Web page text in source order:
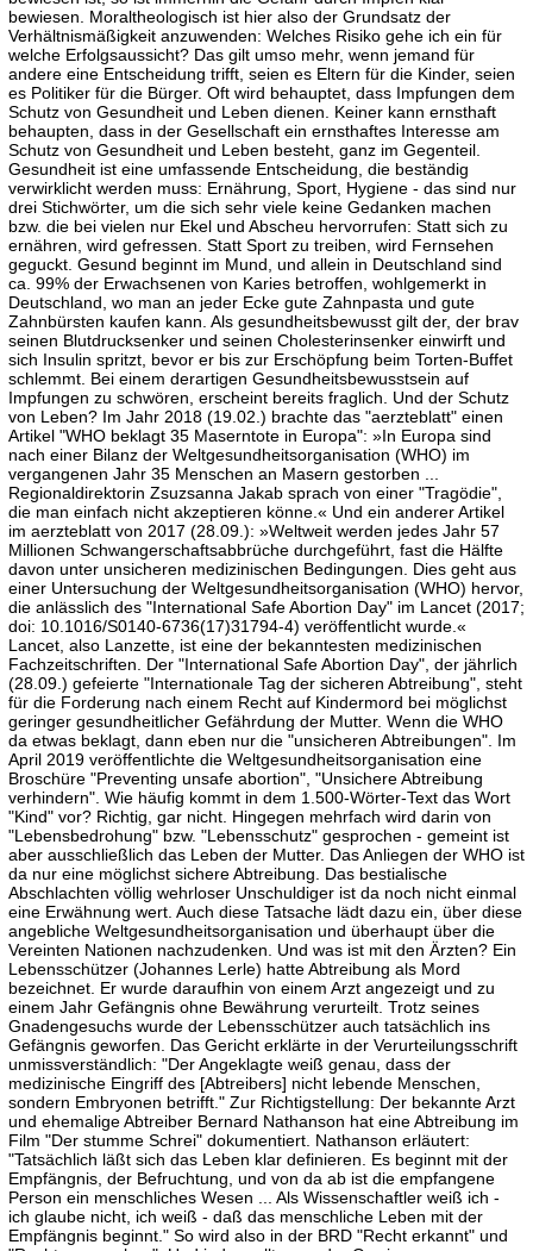
bewiesen. Moraltheologisch ist hier also der Grundsatz der
Verhältnismäßigkeit anzuwenden: Welches Risiko gehe ich ein für
welche Erfolgsaussicht? Das gilt umso mehr, wenn jemand für
andere eine Entscheidung trifft, seien es Eltern für die Kinder, seien
es Politiker für die Bürger. Oft wird behauptet, dass Impfungen dem
Schutz von Gesundheit und Leben dienen. Keiner kann ernsthaft
behaupten, dass in der Gesellschaft ein ernsthaftes Interesse am
Schutz von Gesundheit und Leben besteht, ganz im Gegenteil.
Gesundheit ist eine umfassende Entscheidung, die beständig
verwirklicht werden muss: Ernährung, Sport, Hygiene - das sind nur
drei Stichwörter, um die sich sehr viele keine Gedanken machen
bzw. die bei vielen nur Ekel und Abscheu hervorrufen: Statt sich zu
ernähren, wird gefressen. Statt Sport zu treiben, wird Fernsehen
geguckt. Gesund beginnt im Mund, und allein in Deutschland sind
ca. 99% der Erwachsenen von Karies betroffen, wohlgemerkt in
Deutschland, wo man an jeder Ecke gute Zahnpasta und gute
Zahnbürsten kaufen kann. Als gesundheitsbewusst gilt der, der brav
seinen Blutdrucksenker und seinen Cholesterinsenker einwirft und
sich Insulin spritzt, bevor er bis zur Erschöpfung beim Torten-Buffet
schlemmt. Bei einem derartigen Gesundheitsbewusstsein auf
Impfungen zu schwören, erscheint bereits fraglich. Und der Schutz
von Leben? Im Jahr 2018 (19.02.) brachte das "aerzteblatt" einen
Artikel "WHO beklagt 35 Maserntote in Europa": »In Europa sind
nach einer Bilanz der Weltgesundheitsorganisation (WHO) im
vergangenen Jahr 35 Menschen an Masern gestorben ...
Regionaldirektorin Zsuzsanna Jakab sprach von einer "Tragödie",
die man einfach nicht akzeptieren könne.« Und ein anderer Artikel
im aerzteblatt von 2017 (28.09.): »Weltweit werden jedes Jahr 57
Millionen Schwangerschaftsabbrüche durchgeführt, fast die Hälfte
davon unter unsicheren medizinischen Bedingungen. Dies geht aus
einer Untersuchung der Weltgesundheitsorganisation (WHO) hervor,
die anlässlich des "International Safe Abortion Day" im Lancet (2017;
doi: 10.1016/S0140-6736(17)31794-4) veröffentlicht wurde.«
Lancet, also Lanzette, ist eine der bekanntesten medizinischen
Fachzeitschriften. Der "International Safe Abortion Day", der jährlich
(28.09.) gefeierte "Internationale Tag der sicheren Abtreibung", steht
für die Forderung nach einem Recht auf Kindermord bei möglichst
geringer gesundheitlicher Gefährdung der Mutter. Wenn die WHO
da etwas beklagt, dann eben nur die "unsicheren Abtreibungen". Im
April 2019 veröffentlichte die Weltgesundheitsorganisation eine
Broschüre "Preventing unsafe abortion", "Unsichere Abtreibung
verhindern". Wie häufig kommt in dem 1.500-Wörter-Text das Wort
"Kind" vor? Richtig, gar nicht. Hingegen mehrfach wird darin von
"Lebensbedrohung" bzw. "Lebensschutz" gesprochen - gemeint ist
aber ausschließlich das Leben der Mutter. Das Anliegen der WHO ist
da nur eine möglichst sichere Abtreibung. Das bestialische
Abschlachten völlig wehrloser Unschuldiger ist da noch nicht einmal
eine Erwähnung wert. Auch diese Tatsache lädt dazu ein, über diese
angebliche Weltgesundheitsorganisation und überhaupt über die
Vereinten Nationen nachzudenken. Und was ist mit den Ärzten? Ein
Lebensschützer (Johannes Lerle) hatte Abtreibung als Mord
bezeichnet. Er wurde daraufhin von einem Arzt angezeigt und zu
einem Jahr Gefängnis ohne Bewährung verurteilt. Trotz seines
Gnadengesuchs wurde der Lebensschützer auch tatsächlich ins
Gefängnis geworfen. Das Gericht erklärte in der Verurteilungsschrift
unmissverständlich: "Der Angeklagte weiß genau, dass der
medizinische Eingriff des [Abtreibers] nicht lebende Menschen,
sondern Embryonen betrifft." Zur Richtigstellung: Der bekannte Arzt
und ehemalige Abtreiber Bernard Nathanson hat eine Abtreibung im
Film "Der stumme Schrei" dokumentiert. Nathanson erläutert:
"Tatsächlich läßt sich das Leben klar definieren. Es beginnt mit der
Empfängnis, der Befruchtung, und von da ab ist die empfangene
Person ein menschliches Wesen ... Als Wissenschaftler weiß ich -
ich glaube nicht, ich weiß - daß das menschliche Leben mit der
Empfängnis beginnt." So wird also in der BRD "Recht erkannt" und